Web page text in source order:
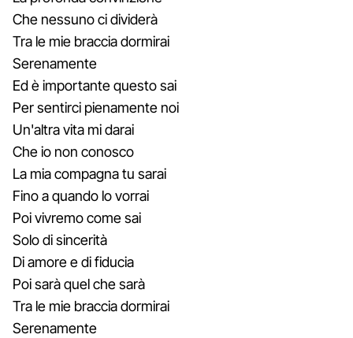
Che nessuno ci dividerà
Tra le mie braccia dormirai
Serenamente
Ed è importante questo sai
Per sentirci pienamente noi
Un'altra vita mi darai
Che io non conosco
La mia compagna tu sarai
Fino a quando lo vorrai
Poi vivremo come sai
Solo di sincerità
Di amore e di fiducia
Poi sarà quel che sarà
Tra le mie braccia dormirai
Serenamente